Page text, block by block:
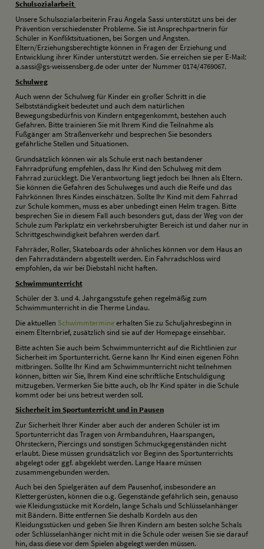
Schulsozialarbeit
Unsere Schulsozialarbeiterin Frau Angela Sassi unterstützt uns bei der
Prävention verschiedenster Probleme. Sie ist Ansprechpartnerin für
Schüler in Konfliktsituationen, bei Sorgen und Ängsten.
Eltern/Erziehungsberechtigte können in Fragen der Erziehung und
Entwicklung ihrer Kinder unterstützt werden. Sie erreichen sie per E-Mail:
a.sassi@gs-weissensberg.de oder unter der Nummer 0174/4769067.
Schulweg
Auch wenn der Schulweg für Kinder ein großer Schritt in die
Selbstständigkeit bedeutet und auch dem natürlichen
Bewegungsbedürfnis von Kindern entgegenkommt, bestehen auch
Gefahren. Bitte trainieren Sie mit Ihrem Kind die Teilnahme als
Fußgänger am Straßenverkehr und besprechen Sie besonders
gefährliche Stellen und Situationen.
Grundsätzlich können wir als Schule erst nach bestandener
Fahrradprüfung empfehlen, dass Ihr Kind den Schulweg mit dem
Fahrrad zurücklegt. Die Verantwortung liegt jedoch bei Ihnen als Eltern.
Sie können die Gefahren des Schulweges und auch die Reife und das
Fahrkönnen Ihres Kindes einschätzen. Sollte Ihr Kind mit dem Fahrrad
zur Schule kommen, muss es aber unbedingt einen Helm tragen. Bitte
besprechen Sie in diesem Fall auch besonders gut, dass der Weg von der
Schule zum Parkplatz ein verkehrsberuhigter Bereich ist und daher nur in
Schrittgeschwindigkeit befahren werden darf.
Fahrräder, Roller, Skateboards oder ähnliches können vor dem Haus an
den Fahrradständern abgestellt werden. Ein Fahrradschloss wird
empfohlen, da wir bei Diebstahl nicht haften.
Schwimmunterricht
Schüler der 3. und 4. Jahrgangsstufe gehen regelmäßig zum
Schwimmunterricht in die Therme Lindau.
Die aktuellen Schwimmtermineerhalten Sie zu Schuljahresbeginn in
einem Elternbrief, zusätzlich sind sie auf der Homepage einsehbar.
Bitte achten Sie auch beim Schwimmunterricht auf die Richtlinien zur
Sicherheit im Sportunterricht. Gerne kann Ihr Kind einen eigenen Föhn
mitbringen. Sollte Ihr Kind am Schwimmunterricht nicht teilnehmen
können, bitten wir Sie, Ihrem Kind eine schriftliche Entschuldigung
mitzugeben. Vermerken Sie bitte auch, ob Ihr Kind später in die Schule
kommt oder bei uns betreut werden soll.
Sicherheit im Sportunterricht und in Pausen
Zur Sicherheit Ihrer Kinder aber auch der anderen Schüler ist im
Sportunterricht das Tragen von Armbanduhren, Haarspangen,
Ohrsteckern, Piercings und sonstigen Schmuckgegenständen nicht
erlaubt. Diese müssen grundsätzlich vor Beginn des Sportunterrichts
abgelegt oder ggf. abgeklebt werden. Lange Haare müssen
zusammengebunden werden.
Auch bei den Spielgeräten auf dem Pausenhof, insbesondere an
Klettergerüsten, können die o.g. Gegenstände gefährlich sein, genauso
wie Kleidungsstücke mit Kordeln, lange Schals und Schlüsselanhänger
mit Bändern. Bitte entfernen Sie deshalb Kordeln aus den
Kleidungsstücken und geben Sie Ihren Kindern am besten solche Schals
oder Schlüsselanhänger nicht mit in die Schule oder weisen Sie sie darauf
hin, dass diese vor dem Spielen abgelegt werden müssen.